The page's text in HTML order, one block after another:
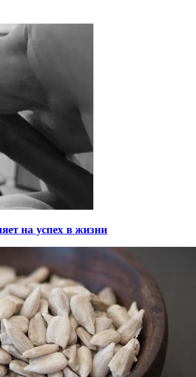
на успех в жизни